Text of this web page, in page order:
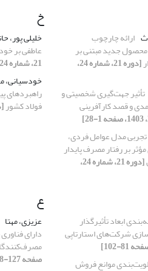
ارائه چارچوب
جدید مبتنی بر
[دوره 21، شماره 24،
تأثیر جهت‌گیری شخصیتی و
و قصد کارآفرینی
تجربی مدل عوامل فردی،
بر رفتار مصرف پایدار
[دوره 21، شماره 24،
خ
خلیلی پور،
عاطفی بر
21، شماره 24، 1403، صفحه 1-28]
خودسیانی،
فولاد کشور
ابعاد تأثیرگذار
شرکت‌های استارتاپی
موانع فروش
ع
عزیزی، مهتا
دارای
صفحه 127-148]